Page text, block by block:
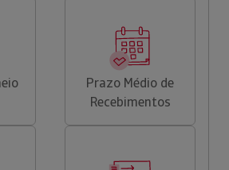
Prazo Médio de
Recebimentos